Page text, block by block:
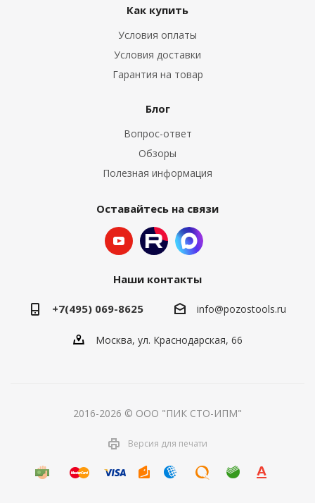
Как купить
Условия оплаты
Условия доставки
Гарантия на товар
Блог
Вопрос-ответ
Обзоры
Полезная информация
Оставайтесь на связи
Наши контакты
+7(495) 069-8625 info@pozostools.ru
Москва, ул. Краснодарская, 66
2016-2026 © ООО "ПИК СТО-ИПМ"
Версия для печати